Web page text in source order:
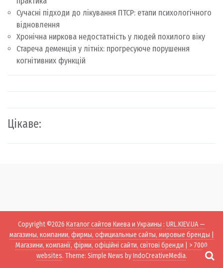
Сучасні підходи до лікування ПТСР: етапи психологічного
відновлення
Хронічна ниркова недостатність у людей похилого віку
Стареча деменція у літніх: прогресуюче порушення
когнітивних функцій
Цікаве:
Copyright ©2026 Каталог сайтов Киева и Украины : URL.KIEV.UA —
магазины, компании, фирмы, официальные сайты, мировые бренды |
Магазини, компанії, фірми, офіційні сайти, світові бренди | > 7000
websites. Theme: Simple News byIndoCreativeMedia.